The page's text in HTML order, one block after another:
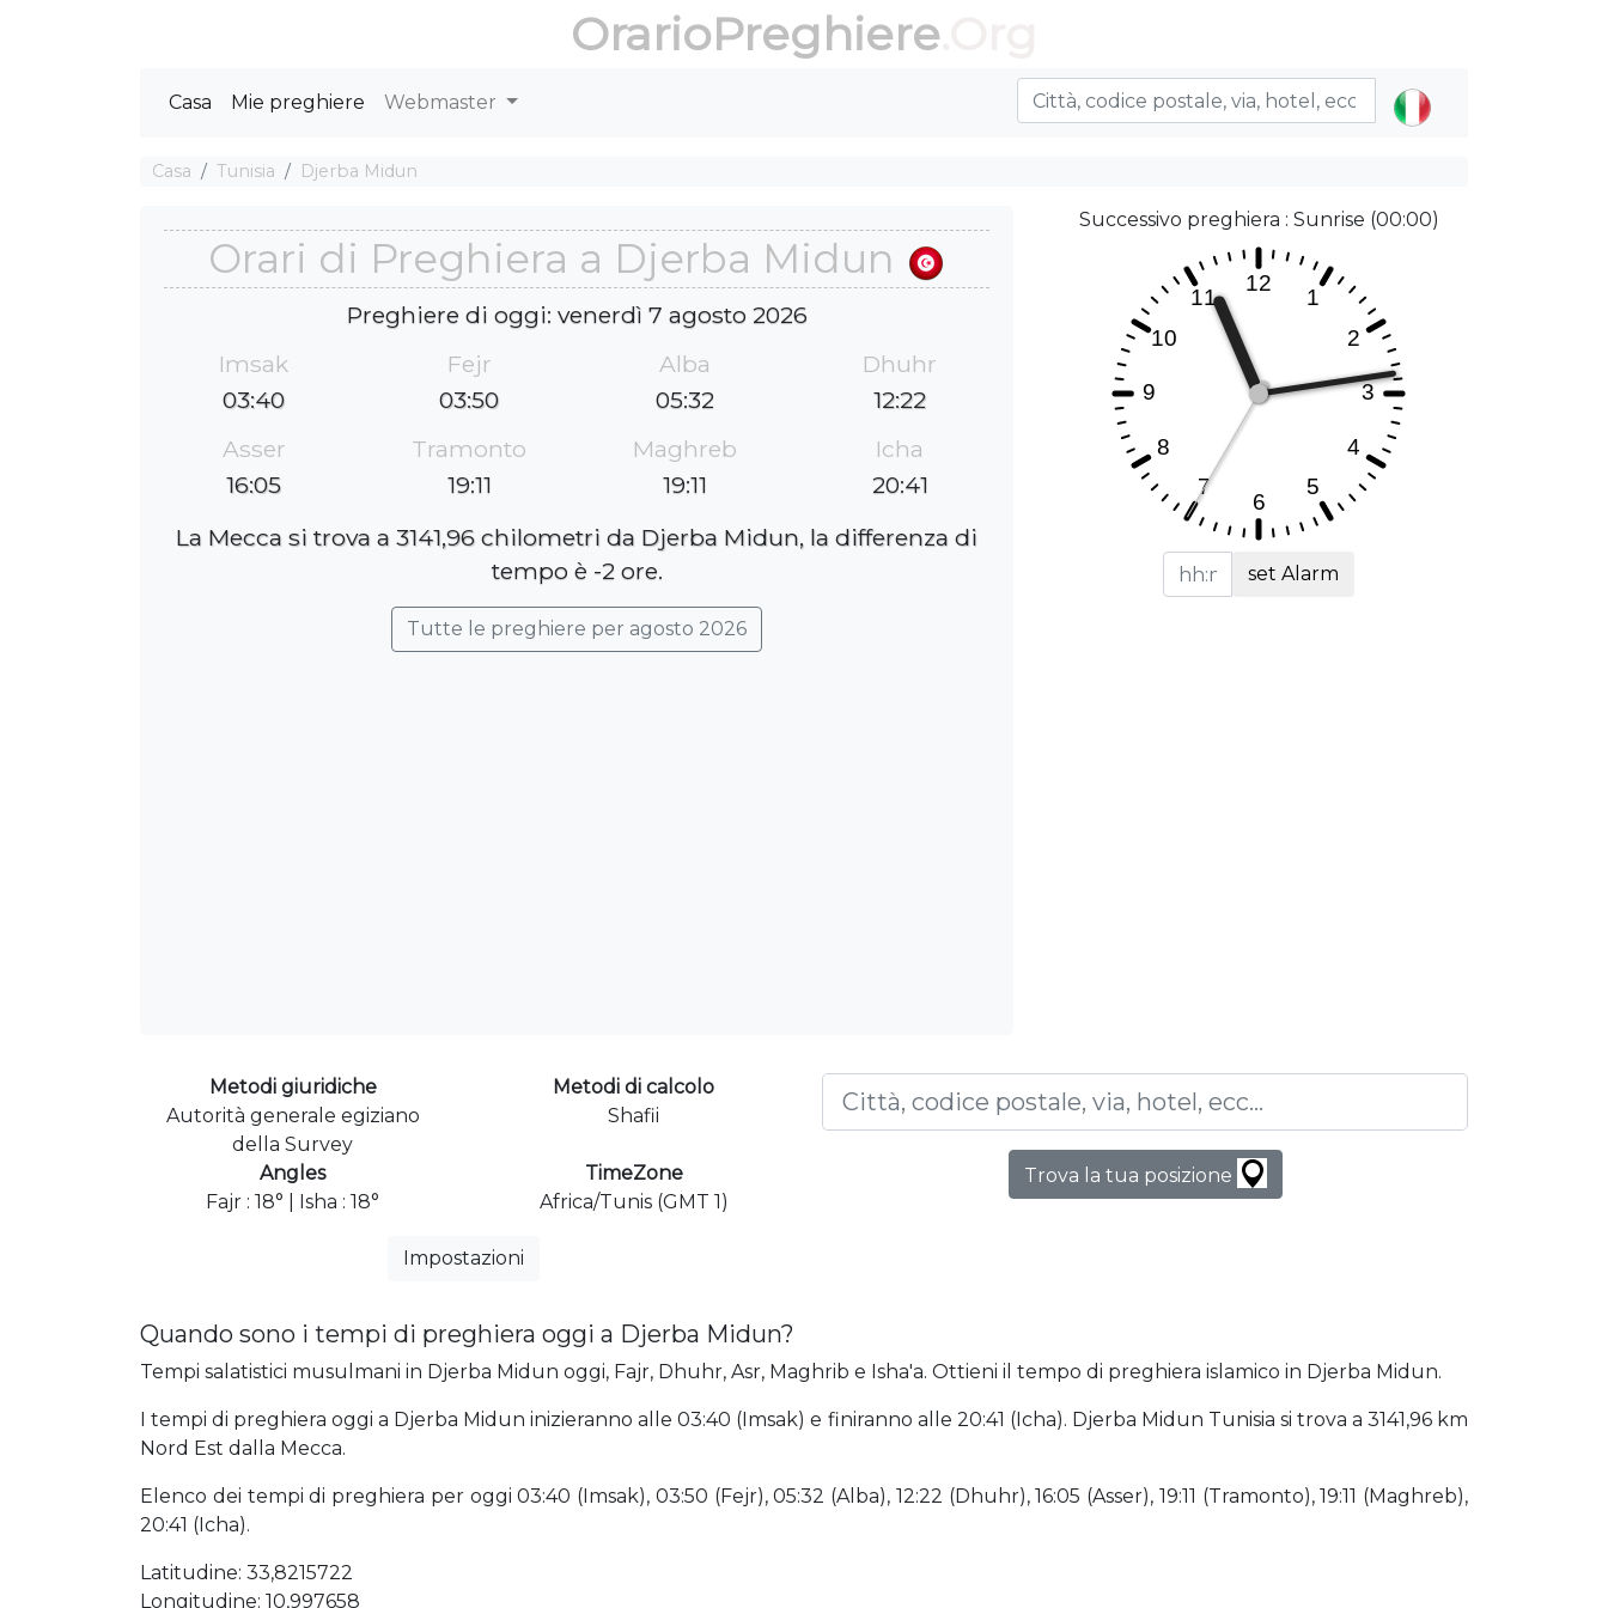
OrarioPreghiere
Casa Mie preghiere Webmaster
Casa Tunisia Djerba Midun
Orari di Preghiera a Djerba Midun
Preghiere di oggi: venerdì 7 agosto 2026
Imsak
03:40
Fejr
03:50
Alba
05:32
Dhuhr
12:22
Asser
16:05
Tramonto
19:11
Maghreb
19:11
Icha
20:41
La Mecca si trova a 3141,96 chilometri da Djerba Midun, la differenza di
tempo è -2 ore.
Tutte le preghiere per agosto 2026
Successivo preghiera : Sunrise (00:00)
set Alarm
Metodi giuridiche
Autorità generale egiziano
della Survey
Metodi di calcolo
Shafii
Angles
Fajr : 18° | Isha : 18°
TimeZone
Africa/Tunis (GMT 1)
Impostazioni
Trova la tua posizione
Quando sono i tempi di preghiera oggi a Djerba Midun?
Tempi salatistici musulmani in Djerba Midun oggi, Fajr, Dhuhr, Asr, Maghrib e Isha'a. Ottieni il tempo di preghiera islamico in Djerba Midun.
I tempi di preghiera oggi a Djerba Midun inizieranno alle 03:40 (Imsak) e finiranno alle 20:41 (Icha). Djerba Midun Tunisia si trova a 3141,96 km
Nord Est dalla Mecca.
Elenco dei tempi di preghiera per oggi 03:40 (Imsak), 03:50 (Fejr), 05:32 (Alba), 12:22 (Dhuhr), 16:05 (Asser), 19:11 (Tramonto), 19:11 (Maghreb),
20:41 (Icha).
Latitudine: 33,8215722
Longitudine: 10,997658